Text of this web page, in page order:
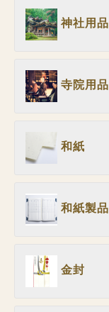
神社用品
寺院用品
和紙
和紙製品
金封